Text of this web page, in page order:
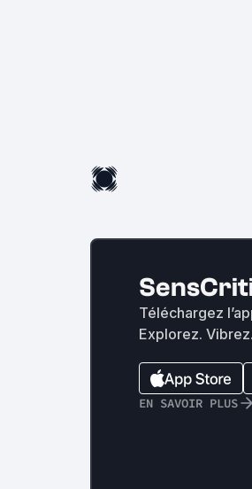
Téléchargez
Explorez.
EN SAVOIR PLUS